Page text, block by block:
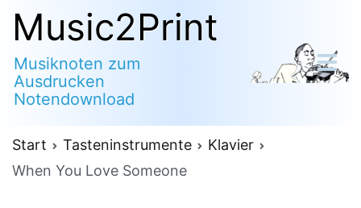
Zum
Inhalt
springen
Music2Print
Musiknoten zum
Ausdrucken
Notendownload
Start Tasteninstrumente
Klavier
When You Love Someone